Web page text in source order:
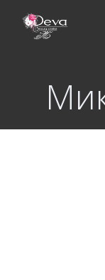
НАЧАЛО